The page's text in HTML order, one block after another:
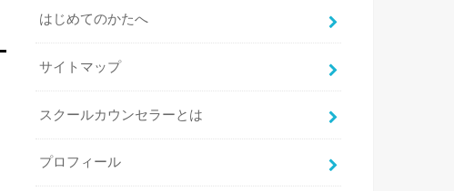
はじめてのかたへ
サイトマップ
スクールカウンセラーとは
プロフィール